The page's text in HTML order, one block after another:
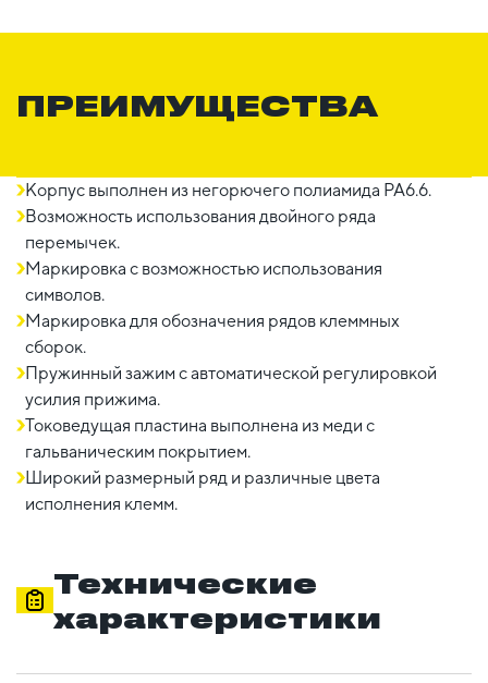
ПРЕИМУЩЕСТВА
Корпус выполнен из негорючего полиамида PA6.6.
Возможность использования двойного ряда
перемычек.
Маркировка с возможностью использования
символов.
Маркировка для обозначения рядов клеммных
сборок.
Пружинный зажим с автоматической регулировкой
усилия прижима.
Токоведущая пластина выполнена из меди с
гальваническим покрытием.
Широкий размерный ряд и различные цвета
исполнения клемм.
Технические
характеристики